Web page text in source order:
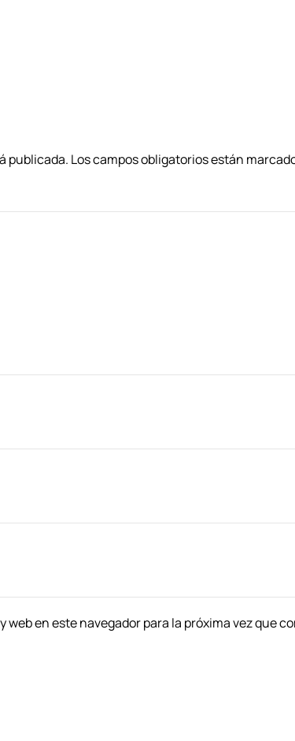
Los campos obligatorios están
en este navegador para la próxima vez que